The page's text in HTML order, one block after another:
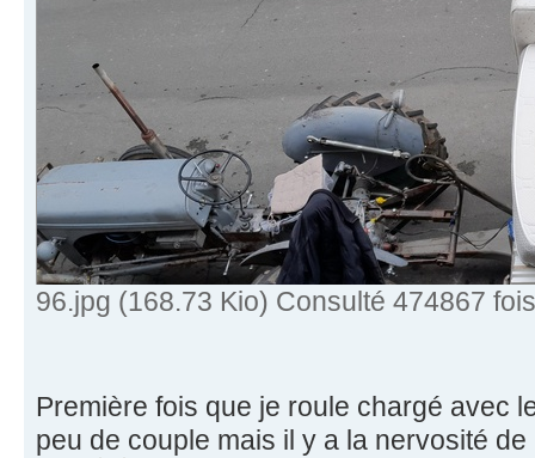
96.jpg (168.73 Kio) Consulté 474867 fois
Première fois que je roule chargé avec
peu de couple mais il y a la nervosité